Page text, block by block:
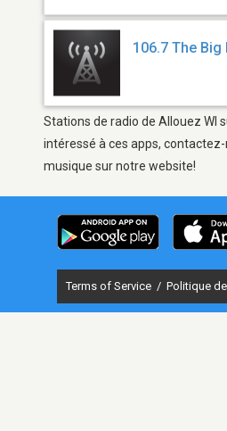
106.7 The Big
Stations de radio de Allouez WI
intéressé à ces apps,
musique sur notre website!
Terms of Service / Politique